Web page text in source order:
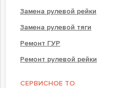
Замена рулевой рейки
Замена рулевой тяги
Ремонт ГУР
Ремонт рулевой рейки
СЕРВИСНОЕ ТО